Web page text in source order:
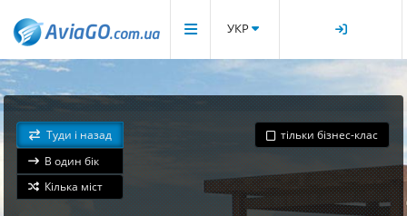
УКР
Туди і назад
В один бік
Кілька міст
тільки бізнес-клас